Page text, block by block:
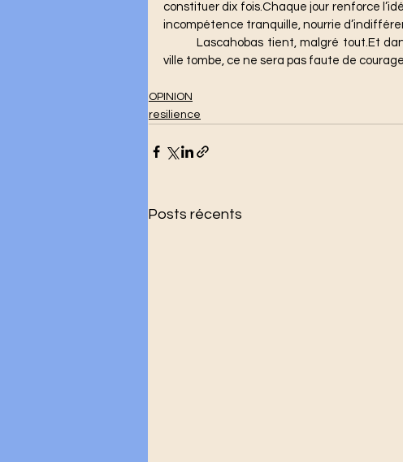
constituer dix fois.Chaque jour renforce
incompétence tranquille, nourrie
ville tombe, ce ne sera pas faute de
OPINION
resilience
Posts récents